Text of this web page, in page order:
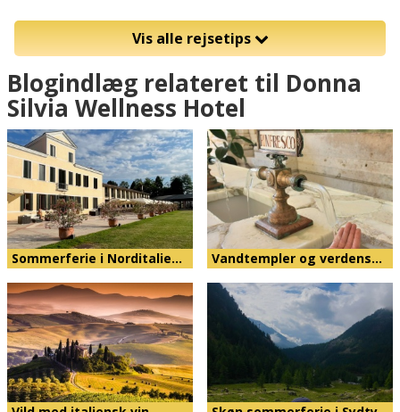
Vis alle rejsetips
Blogindlæg relateret til Donna
Silvia Wellness Hotel
Sommerferie i Norditalie… Vandtempler og verdens…